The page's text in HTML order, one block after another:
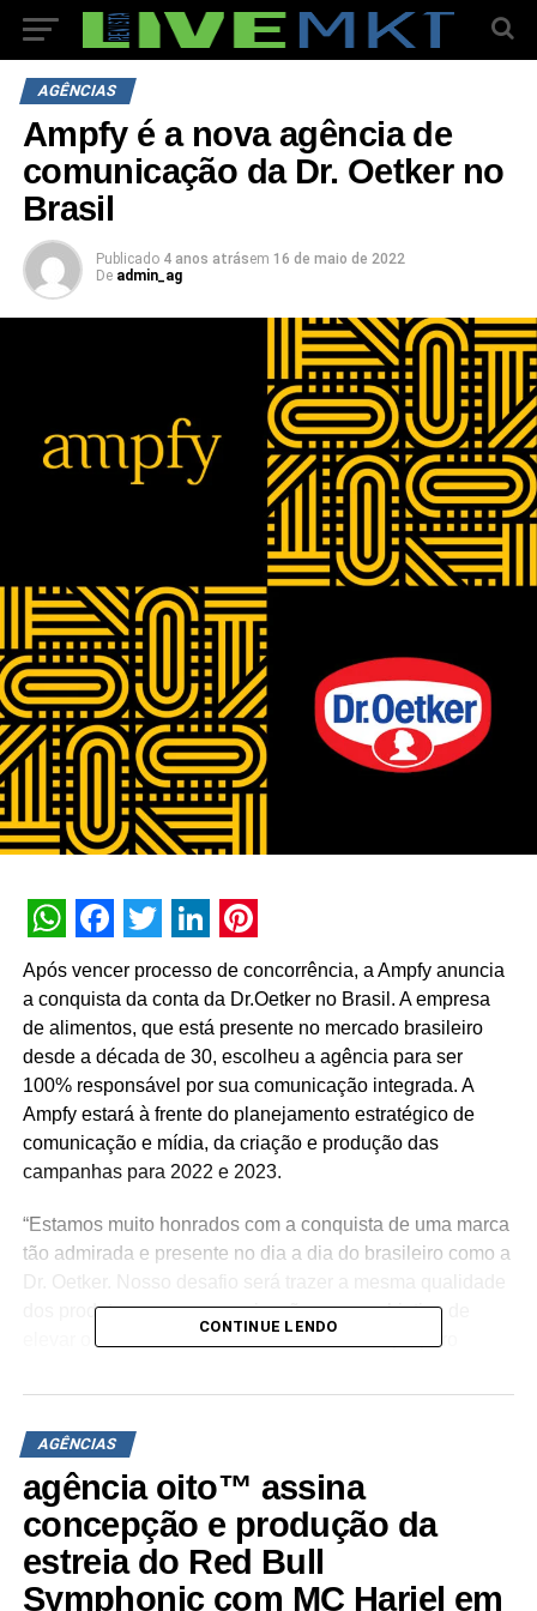
AGÊNCIAS
Ampfy é a nova agência de
comunicação da Dr. Oetker no
Brasil
Publicado 4 anos atrásem 16 de maio de 2022
De admin_ag
WhatsApp
Facebook
Twitter
LinkedIn
Pinterest
Após vencer processo de concorrência, a Ampfy anuncia
a conquista da conta da Dr.Oetker no Brasil. A empresa
de alimentos, que está presente no mercado brasileiro
desde a década de 30, escolheu a agência para ser
100% responsável por sua comunicação integrada. A
Ampfy estará à frente do planejamento estratégico de
comunicação e mídia, da criação e produção das
campanhas para 2022 e 2023.
“Estamos muito honrados com a conquista de uma marca
tão admirada e presente no dia a dia do brasileiro como a
Dr. Oetker. Nosso desafio será trazer a mesma qualidade
dos produtos para a comunicação, com o objetivo de
elevar o awareness da marca e estimular o preparo
chief business officer da Ampfy.
“Nossos desafios não param e entendemos que a
parceria com a Ampfy contribuirá para que a marca
Dr.Oetker esteja cada vez mais próxima e conectada com
o consumidor ’’ comenta Sabrina Torquato, head de
marketing da Dr. Oetker no Brasil.
CONTINUE LENDO
AGÊNCIAS
agência oito™ assina
concepção e produção da
estreia do Red Bull
Symphonic com MC Hariel em